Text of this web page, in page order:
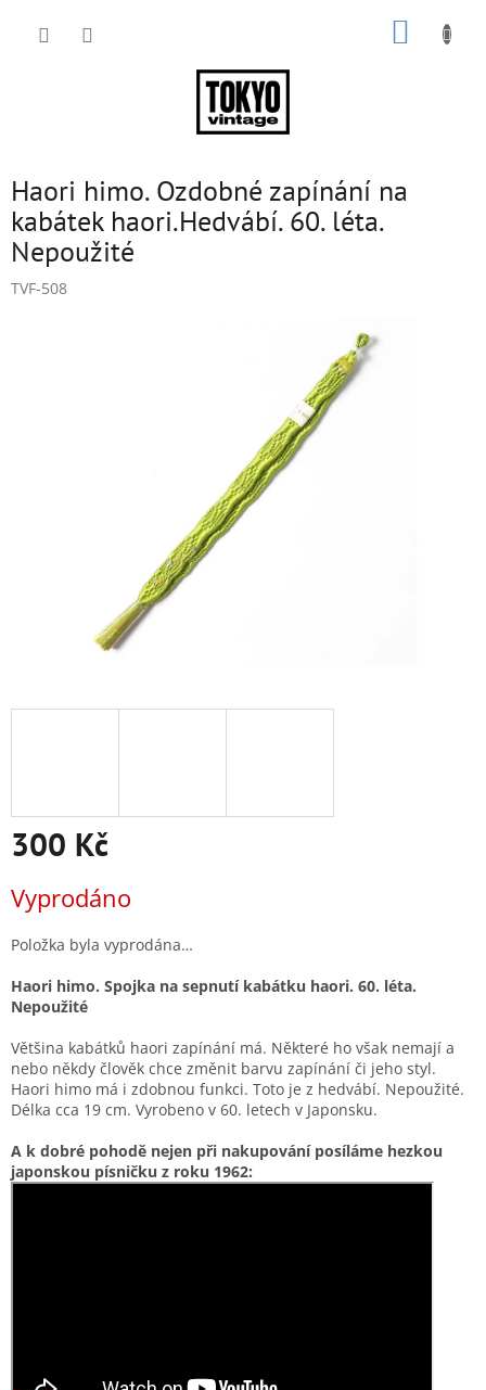
Haori himo. Ozdobné zapínání na
kabátek haori.Hedvábí. 60. léta.
Nepoužité
TVF-508
300 Kč
cena:
Vyprodáno
Položka byla vyprodána…
Haori himo. Spojka na sepnutí kabátku haori. 60. léta.
Nepoužité
Většina kabátků haori zapínání má. Některé ho však nemají a
nebo někdy člověk chce změnit barvu zapínání či jeho styl.
Haori himo má i zdobnou funkci. Toto je z hedvábí. Nepoužité.
Délka cca 19 cm. Vyrobeno v 60. letech v Japonsku.
A k dobré pohodě nejen při nakupování posíláme hezkou
japonskou písničku z roku 1962: